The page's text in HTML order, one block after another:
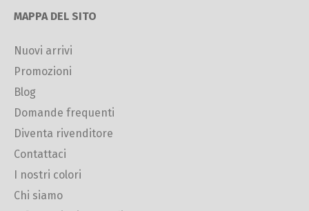
MAPPA DEL SITO
Nuovi arrivi
Promozioni
Blog
Domande frequenti
Diventa rivenditore
Contattaci
I nostri colori
Chi siamo